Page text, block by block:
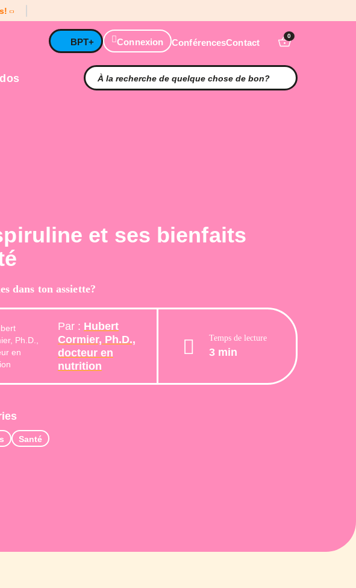
BPT+ Connexion ConférencesContact
0
et ses bienfaits
dans ton assiette?
Par : Hubert
Cormier, Ph.D.,
docteur en
nutrition
Temps de lecture
3 min
Santé